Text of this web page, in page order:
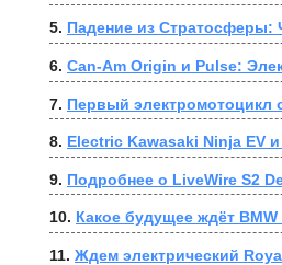
5. Падение из Стратосферы:
6. Can-Am Origin и Pulse:
7. Первый электромотоцикл
8. Electric Kawasaki Ninja EV
9. Подробнее о LiveWire S2
10. Какое будущее ждёт
11. Ждем электрический